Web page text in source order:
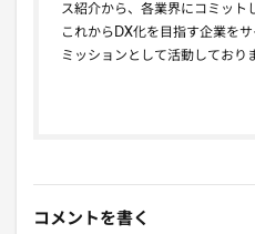
ス紹介から、各業界にコミット
これからDX化を目指す企業を
ミッションとして活動しており
コメントを書く